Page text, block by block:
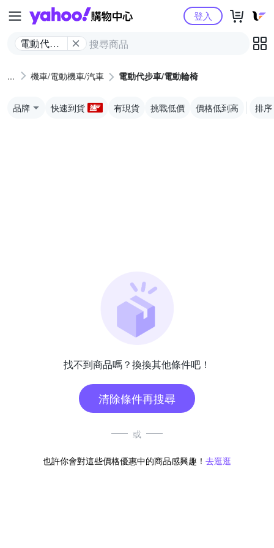
Yahoo購物中心
電動代步
椅
登入
機車/電動機車/汽車 電動代步車/電動輪椅
品牌 快速到貨 有現貨 挑戰低價 價格低到高 排序
找不到商品嗎？換換其他條件吧！
清除條件再搜尋
或
也許你會對這些價格優惠中的商品感興趣！ 去逛逛